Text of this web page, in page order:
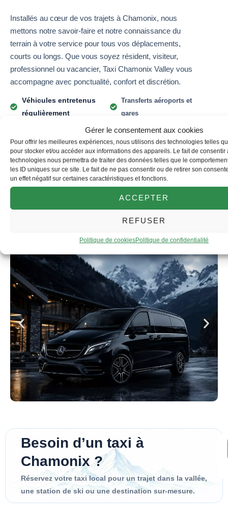
Gérer le consentement aux cookies
Pour offrir les meilleures expériences, nous utilisons des technologies telles
pour stocker et/ou accéder aux informations des appareils. Le fait de consentir
technologies nous permettra de traiter des données telles que le
les ID uniques sur ce site. Le fait de ne pas consentir ou de retirer son
un effet négatif sur certaines caractéristiques et fonctions.
ACCEPTER
REFUSER
Politique de cookiesPolitique de confidentialité
Installés au cœur de vos trajets à Chamonix, nous
mettons notre savoir-faire et notre connaissance du
terrain à votre service pour tous vos déplacements,
courts ou longs. Que vous soyez résident, visiteur,
professionnel ou vacancier, Taxi Chamonix Valley vous
accompagne avec ponctualité, confort et discrétion.
Véhicules entretenus
régulièrement
Confort premium à bord
Chauffeurs
professionnels et
discrets
Capacité jusqu’à 7
Transferts aéroports et
gares
Trajets locaux et longue
distance
Espace bagages, skis et
équipements
Besoin d’un taxi à
Chamonix ?
Réservez votre taxi local pour un trajet dans la vallée,
une station de ski ou une destination sur-mesure.